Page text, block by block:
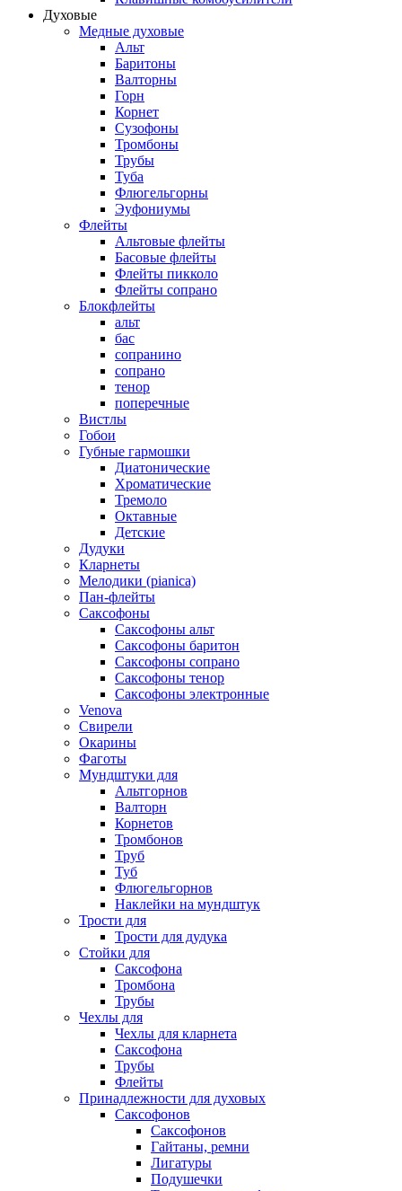
Духовые
Медные духовые
Альт
Баритоны
Валторны
Горн
Корнет
Сузофоны
Тромбоны
Трубы
Туба
Флюгельгорны
Эуфониумы
Флейты
Альтовые флейты
Басовые флейты
Флейты пикколо
Флейты сопрано
Блокфлейты
альт
бас
сопранино
сопрано
тенор
поперечные
Вистлы
Гобои
Губные гармошки
Диатонические
Хроматические
Тремоло
Октавные
Детские
Дудуки
Кларнеты
Мелодики (pianica)
Пан-флейты
Саксофоны
Саксофоны альт
Саксофоны баритон
Саксофоны сопрано
Саксофоны тенор
Саксофоны электронные
Venova
Свирели
Окарины
Фаготы
Мундштуки для
Альтгорнов
Валторн
Корнетов
Тромбонов
Труб
Туб
Флюгельгорнов
Наклейки на мундштук
Трости для
Трости для дудука
Стойки для
Саксофона
Тромбона
Трубы
Чехлы для
Чехлы для кларнета
Саксофона
Трубы
Флейты
Принадлежности для духовых
Саксофонов
Саксофонов
Гайтаны, ремни
Лигатуры
Подушечки